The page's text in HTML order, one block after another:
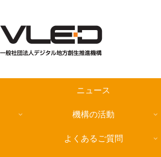
ニュース
機構の活動
よくあるご質問